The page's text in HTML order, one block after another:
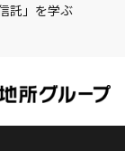
託」を学ぶ